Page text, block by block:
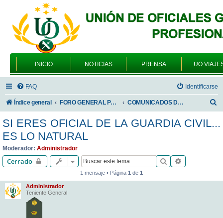
INICIO NOTICIAS PRENSA UO
FAQ Identificarse
Índice general FORO GENERAL PARA TODOS LOS USUARIOS COMUNICADOS DE LA UNIÓN DE OFICIALES
s
SI ERES OFICIAL DE LA GUARDIA CIVIL...
ES LO NATURAL
Moderador: Administrador
Cerrado Buscar
1 mensaje • Página 1 de 1
Administrador
Teniente General